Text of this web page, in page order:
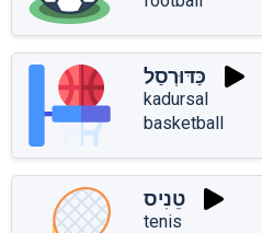
כַּדּוּרְסַל
kadursal
basketball
טֵנִיס
tenis